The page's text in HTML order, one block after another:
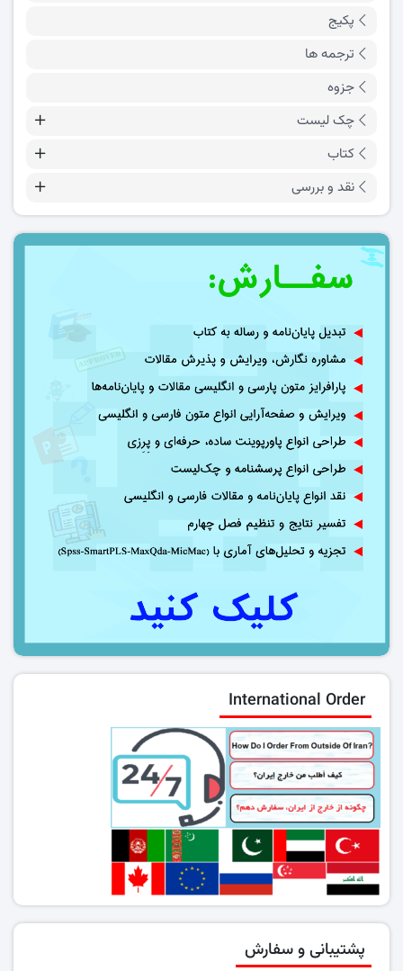
پکیج
ترجمه ها
جزوه
چک لیست
کتاب
نقد و بررسی
International Order
پشتیبانی و سفارش